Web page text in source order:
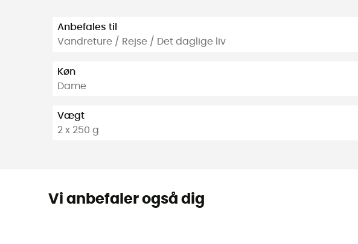
Anbefales til
Vandreture / Rejse / Det daglige liv
Køn
Dame
Vægt
2 x 250 g
Vi anbefaler også dig